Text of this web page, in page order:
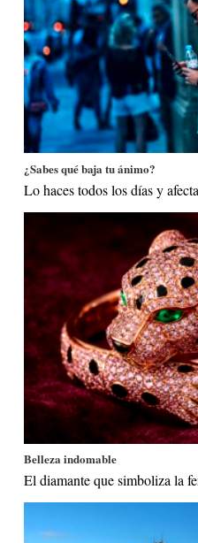
¿Sabes qué baja tu ánimo?
Lo haces todos los días y
Belleza indomable
El diamante que simboliza la